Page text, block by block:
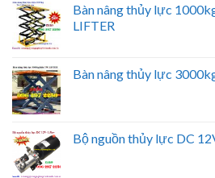
Bàn nâng thủy lực
LIFTER
Bàn nâng thủy lực
Bộ nguồn thủy lực DC